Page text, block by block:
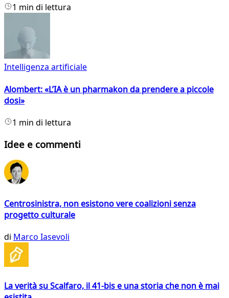
1 min di lettura
Intelligenza artificiale
Alombert: «L’IA è un pharmakon da prendere a piccole
dosi»
1 min di lettura
Idee e commenti
Centrosinistra, non esistono vere coalizioni senza
progetto culturale
di Marco Iasevoli
La verità su Scalfaro, il 41-bis e una storia che non è mai